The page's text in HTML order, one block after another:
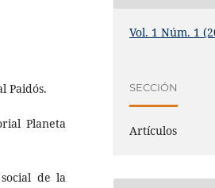
Paidós.
Planeta
de la
Vol. 1 Núm. 1
SECCIÓN
Artículos